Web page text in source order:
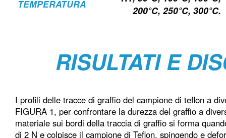
TEMPERATURA
200°C, 250°C, 300°C.
RISULTATI E
I profili delle tracce di graffio del campione di teflon a
FIGURA 1, per confrontare la durezza del graffio a
materiale sui bordi della traccia di graffio si forma
di 2 N e colpisce il campione di Teflon, spingendo e